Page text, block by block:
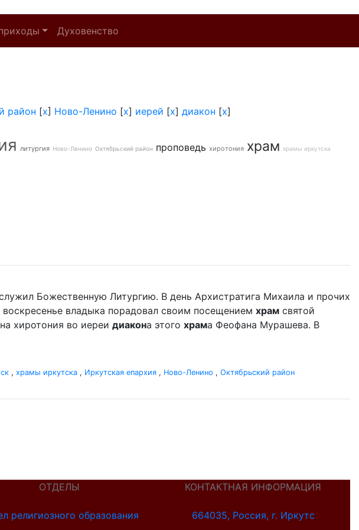
Духовенство
район [x] Ново-Ленино [x] иерей [x] диакон [x]
литургия Ново-Ленино Октябрьский район проповедь хиротония храм храмы иркутска
Божественную Литургию. В день Архистратига Михаила и прочих
воскресенье владыка порадовал своим посещением храм святой
хиротония во иереи диакона этого храма Феофана Мурашева. В
, храмы иркутска , Иркутская епархия , Ново-Ленино , Октябрьский район
ОТДЕЛЫ
религиозного образования
КОНТАКТНАЯ ИНФОРМАЦИЯ
664035, Россия, г. Иркутс